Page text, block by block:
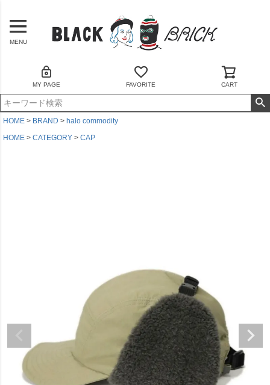
MENU
MY PAGE FAVORITE CART
HOME BRAND
halo commodity
HOME
CATEGORY CAP